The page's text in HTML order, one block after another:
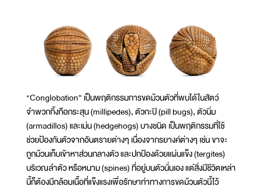
“Conglobation” เป็นพฤติกรรมการขดม้วนตัวที่พบได้ในสัตว์
จำพวกกิ้งกือกระสุน (millipedes), ตัวกะปิ (pill bugs), ตัวนิ่ม
(armadillos) และเม่น (hedgehogs) บางชนิด เป็นพฤติกรรมที่ใช้
ช่วยป้องกันตัวจากอันตรายต่างๆ เนื่องจากรยางค์ต่างๆ เช่น ขาจะ
ถูกม้วนเก็บเข้าหาส่วนกลางตัว และปกป้องด้วยแผ่นแข็ง (tergites)
บริเวณลำตัว หรือหนาม (spines) ที่อยู่บนตัวนั่นเอง แต่สิ่งมีชีวิตเหล่า
นี้ก็ต้องมีกล้อมเนื้อที่แข็งแรงเพื่อรักษาท่าทางการขดม้วนตัวนี้ไว้